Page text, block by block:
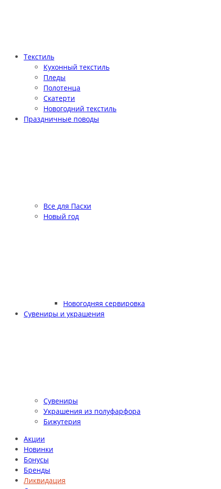
Текстиль
Кухонный текстиль
Пледы
Полотенца
Скатерти
Новогодний текстиль
Праздничные поводы
Все для Пасхи
Новый год
Новогодняя сервировка
Сувениры и украшения
Сувениры
Украшения из полуфарфора
Бижутерия
Акции
Новинки
Бонусы
Бренды
Ликвидация